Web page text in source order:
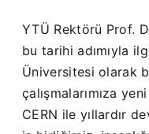
YTÜ Rektörü Prof.
bu tarihi adımıyla
Üniversitesi olarak
çalışmalarımıza
CERN ile yıllardır